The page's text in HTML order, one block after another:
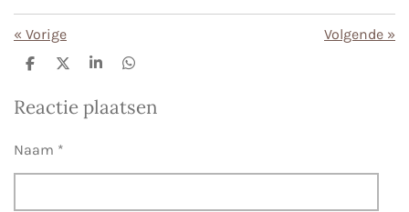
« Vorige Volgende »
D
e
D
e
l
S
a
r
D
e
Reactie plaatsen
Naam *